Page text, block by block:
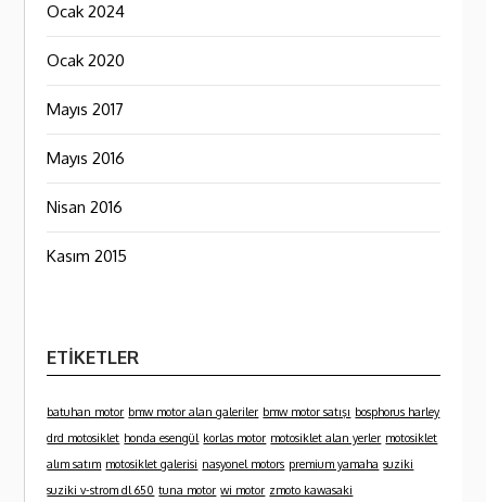
Ocak 2024
Ocak 2020
Mayıs 2017
Mayıs 2016
Nisan 2016
Kasım 2015
ETIKETLER
batuhan motor bmw motor alan galeriler bmw motor satışı bosphorus harley
drd motosiklet honda esengül korlas motor motosiklet alan yerler motosiklet
alım satım motosiklet galerisi nasyonel motors premium yamaha suziki
suziki v-strom dl 650 tuna motor wi motor zmoto kawasaki